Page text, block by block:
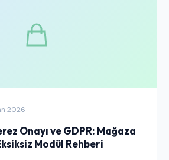
2026
Onayı ve GDPR: Mağaza
Modül Rehberi